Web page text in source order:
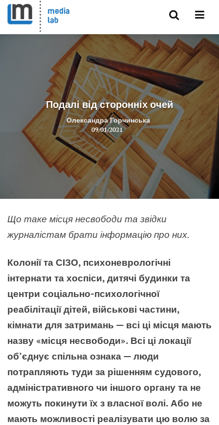
Подалі від сторонніх очей
Олександра Горчинська
09/01/2021
Що таке місця несвободи та звідки
журналістам брати інформацію про них.
Колонії та СІЗО, психоневрологічні
інтернати та хоспіси, дитячі будинки та
центри соціально-психологічної
реабілітації дітей, військові частини,
кімнати для затримань — всі ці місця мають
назву «місця несвободи». Всі ці локації
об’єднує спільна ознака — люди
потрапляють туди за рішенням судового,
адміністративного чи іншого органу та не
можуть покинути їх з власної волі. Або не
мають можливості реалізувати цю волю за